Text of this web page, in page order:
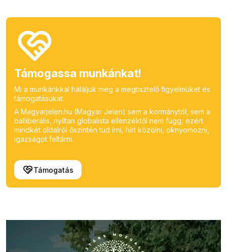
Támogassa munkánkat!
Mi a munkánkkal háláljuk meg a megtisztelő figyelmüket és
támogatásukat.
A Magyarjelen.hu (Magyar Jelen) sem a kormánytól, sem a
balliberális, nyíltan globalista ellenzéktől nem függ, ezért
mindkét oldalról őszintén tud írni, hírt közölni, oknyomozni,
igazságot feltárni.
Támogatás